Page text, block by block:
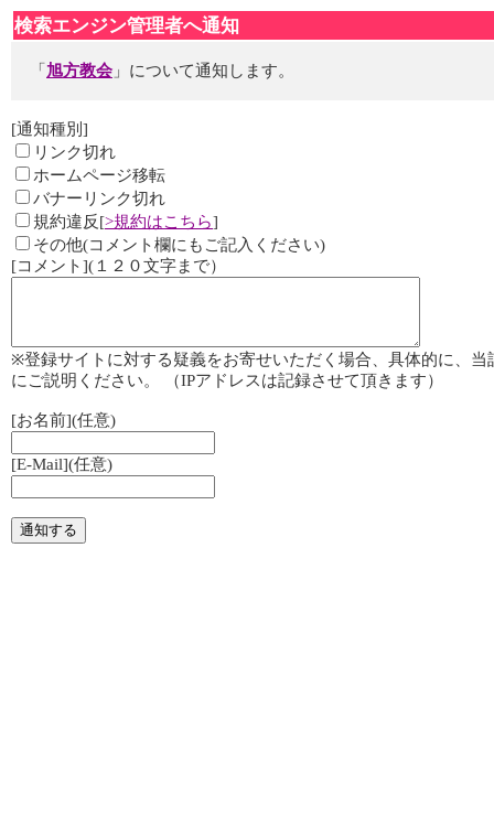
検索エンジン管理者へ通知
「 旭方教会 」について通知します。
[通知種別]
リンク切れ
ホームページ移転
バナーリンク切れ
規約違反[>規約はこちら]
その他(コメント欄にもご記入ください)
[コメント](１２０文字まで）
※登録サイトに対する疑義をお寄せいただく場合、具体的に、
にご説明ください。 （IPアドレスは記録させて頂きます）
[お名前](任意)
[E-Mail](任意)